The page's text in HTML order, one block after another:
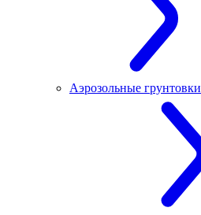
Аэрозольные грунтовки